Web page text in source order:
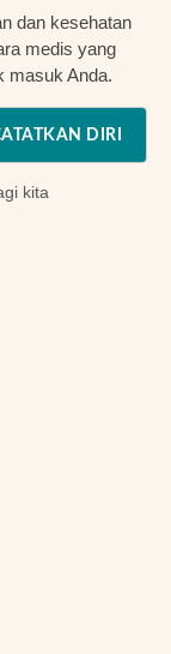
dan kesehatan
medis yang
masuk Anda.
DIRI
kita